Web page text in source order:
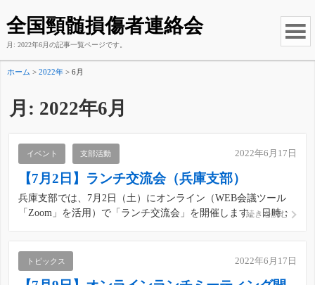
全国頸髄損傷者連絡会
月: 2022年6月の記事一覧ページです。
ホーム > 2022年 > 6月
月: 2022年6月
イベント 支部活動 2022年6月17日
【7月2日】ランチ交流会（兵庫支部）
兵庫支部では、7月2日（土）にオンライン（WEB会議ツール
「Zoom」を活用）で「ランチ交流会」を開催します。 日時：
的としています。 いかがお過ごしでし […]
続きを読む
トピックス 2022年6月17日